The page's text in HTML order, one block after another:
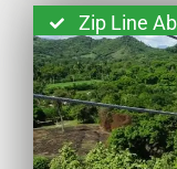
Zip Line